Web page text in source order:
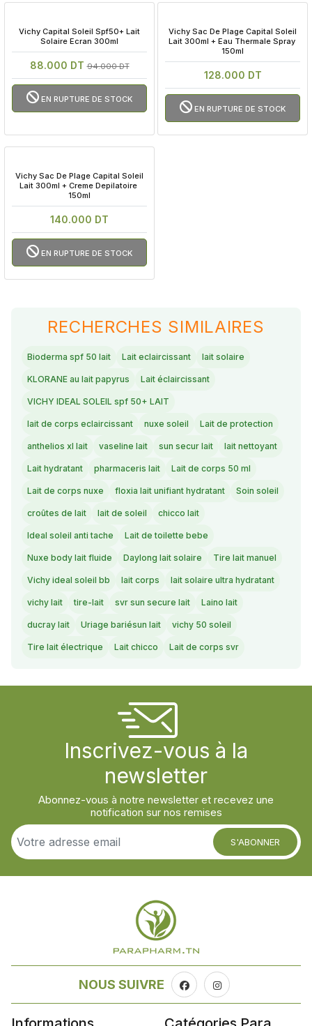
Vichy Capital Soleil Spf50+ Lait
Solaire Ecran 300ml
88.000 DT94.000 DT
EN RUPTURE DE STOCK
Vichy Sac De Plage Capital Soleil
Lait 300ml + Eau Thermale Spray
150ml
128.000 DT
EN RUPTURE DE STOCK
Vichy Sac De Plage Capital Soleil
Lait 300ml + Creme Depilatoire
150ml
140.000 DT
EN RUPTURE DE STOCK
RECHERCHES SIMILAIRES
Bioderma spf 50 lait Lait eclaircissant lait solaire
KLORANE au lait papyrus Lait éclaircissant
VICHY IDEAL SOLEIL spf 50+ LAIT
lait de corps eclaircissant nuxe soleil Lait de protection
anthelios xl lait vaseline lait sun secur lait lait nettoyant
Lait hydratant pharmaceris lait Lait de corps 50 ml
Lait de corps nuxe floxia lait unifiant hydratant Soin soleil
croûtes de lait lait de soleil chicco lait
Ideal soleil anti tache Lait de toilette bebe
Nuxe body lait fluide Daylong lait solaire Tire lait manuel
Vichy ideal soleil bb lait corps lait solaire ultra hydratant
vichy lait tire-lait svr sun secure lait Laino lait
ducray lait Uriage bariésun lait vichy 50 soleil
Tire lait électrique Lait chicco Lait de corps svr
Inscrivez-vous à la
newsletter
Abonnez-vous à notre newsletter et recevez une
notification sur nos remises
S'ABONNER
NOUS SUIVRE